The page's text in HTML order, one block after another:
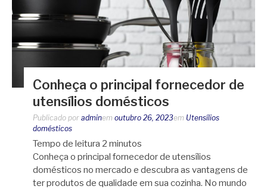
Conheça o principal fornecedor de
utensílios domésticos
Publicado por adminem outubro 26, 2023em Utensílios
domésticos
Tempo de leitura 2 minutos
Conheça o principal fornecedor de utensílios
domésticos no mercado e descubra as vantagens de
ter produtos de qualidade em sua cozinha. No mundo